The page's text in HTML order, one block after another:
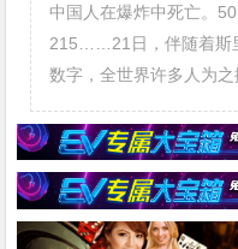
中国人在爆炸中死亡。
215……21日，伴随着斯
数字，全世界许多人为之